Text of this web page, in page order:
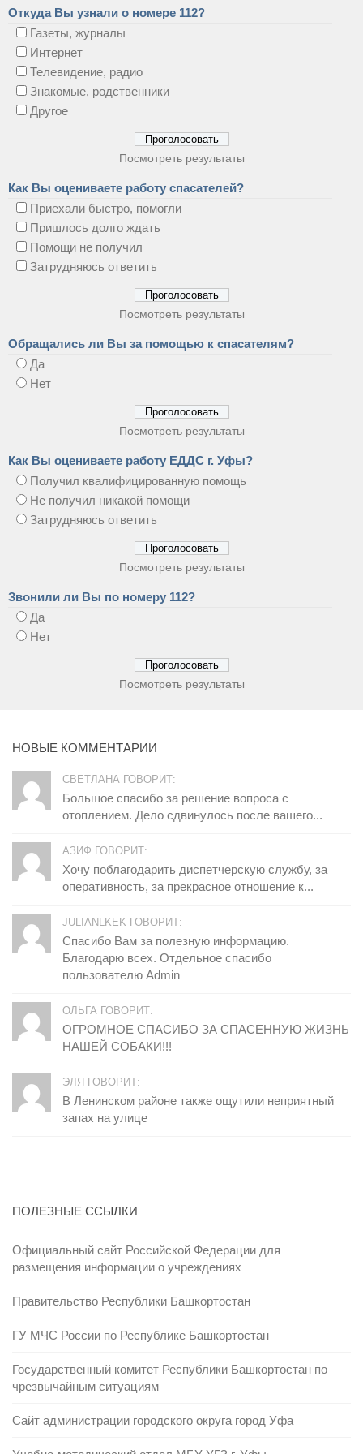
Откуда Вы узнали о номере 112?
Газеты, журналы
Интернет
Телевидение, радио
Знакомые, родственники
Другое
Посмотреть результаты
Как Вы оцениваете работу спасателей?
Приехали быстро, помогли
Пришлось долго ждать
Помощи не получил
Затрудняюсь ответить
Посмотреть результаты
Обращались ли Вы за помощью к спасателям?
Да
Нет
Посмотреть результаты
Как Вы оцениваете работу ЕДДС г. Уфы?
Получил квалифицированную помощь
Не получил никакой помощи
Затрудняюсь ответить
Посмотреть результаты
Звонили ли Вы по номеру 112?
Да
Нет
Посмотреть результаты
НОВЫЕ КОММЕНТАРИИ
СВЕТЛАНА ГОВОРИТ:
Большое спасибо за решение вопроса с
отоплением. Дело сдвинулось после вашего...
АЗИФ ГОВОРИТ:
Хочу поблагодарить диспетчерскую службу, за
оперативность, за прекрасное отношение к...
JULIANLKEK ГОВОРИТ:
Спасибо Вам за полезную информацию.
Благодарю всех. Отдельное спасибо
пользователю Admin
ОЛЬГА ГОВОРИТ:
ОГРОМНОЕ СПАСИБО ЗА СПАСЕННУЮ ЖИЗНЬ
НАШЕЙ СОБАКИ!!!
ЭЛЯ ГОВОРИТ:
В Ленинском районе также ощутили неприятный
запах на улице
ПОЛЕЗНЫЕ ССЫЛКИ
Официальный сайт Российской Федерации для
размещения информации о учреждениях
Правительство Республики Башкортостан
ГУ МЧС России по Республике Башкортостан
Государственный комитет Республики Башкортостан по
чрезвычайным ситуациям
Сайт администрации городского округа город Уфа